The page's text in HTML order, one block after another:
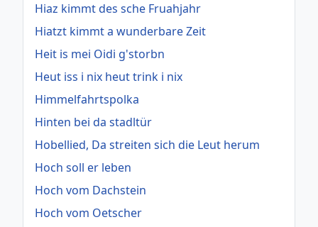
Hiaz kimmt des sche Fruahjahr
Hiatzt kimmt a wunderbare Zeit
Heit is mei Oidi g'storbn
Heut iss i nix heut trink i nix
Himmelfahrtspolka
Hinten bei da stadltür
Hobellied, Da streiten sich die Leut herum
Hoch soll er leben
Hoch vom Dachstein
Hoch vom Oetscher